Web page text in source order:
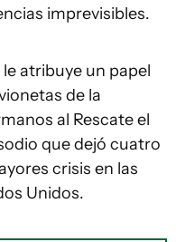
imprevisibles.
atribuye un papel
de la
al Rescate el
que dejó cuatro
crisis en las
Unidos.